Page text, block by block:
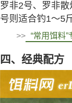
罗非2号、罗非
号则适合钓1～5
>> “常用饵料”
四、经典配方